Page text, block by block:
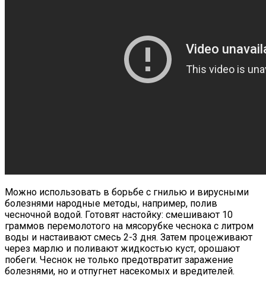
Можно использовать в борьбе с гнилью и вирусными
болезнями народные методы, например, полив
чесночной водой. Готовят настойку: смешивают 10
граммов перемолотого на мясорубке чеснока с литром
воды и настаивают смесь 2-3 дня. Затем процеживают
через марлю и поливают жидкостью куст, орошают
побеги. Чеснок не только предотвратит заражение
болезнями, но и отпугнет насекомых и вредителей.